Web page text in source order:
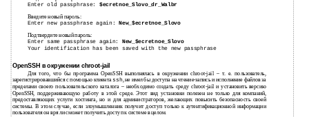
Enter old passphrase: $ecretnoe_Slovo_dr_Walbr
Введите новый пароль:
Enter new passphrase again: New_$ecretnoe_Slovo
Подтвердите новый пароль:
Enter same passphrase again: New_$ecretnoe_Slovo
Your identification has been saved with the new passphrase
OpenSSH в окружении chroot-jail
Для того, что бы программа OpenSSH выполнялась в окружении chroot-jail – т. е. пользователь,
зарегистрировавшийся с помощью клиентаssh, не имел бы доступа на чтение-запись и исполнение файлов за
пределами своего пользовательского каталога – необходимо создать среду chroot-jail и установить версию
OpenSSH, поддерживающую работу в этой среде. Этот вид установки полезен не только для компаний,
предоставляющих услуги хостинга, но и для администраторов, желающих повысить безопасность своей
системы. В этом случае, если злоумышленник получит доступ только к аутентификационной информации
пользователя он вря ли сможет получить доступ к системе в целом.